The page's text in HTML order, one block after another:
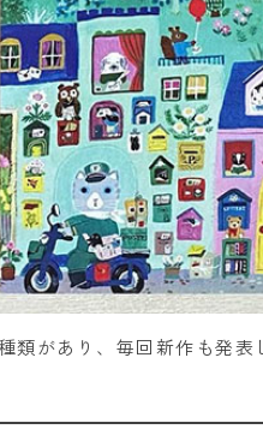
があり、毎回新作も発表